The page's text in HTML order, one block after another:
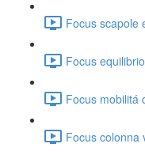
Focus scapole
Focus
Focus mobilitá
Focus colonna